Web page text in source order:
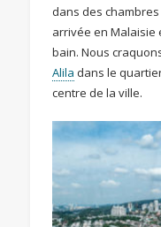
dans des
arrivée en Malaisie
bain. Nous
Alila dans le
centre de la ville.